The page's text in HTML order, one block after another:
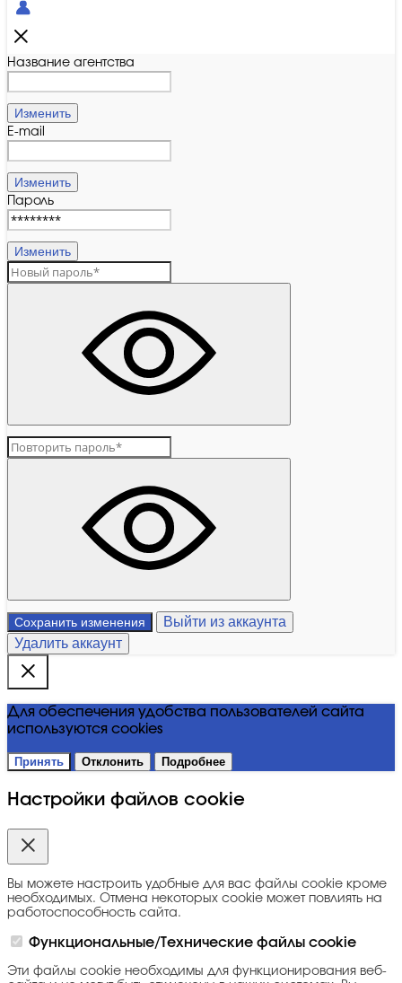
Название агентства
Изменить
E-mail
Изменить
Пароль
Изменить
Сохранить изменения
Выйти из аккаунта
Удалить аккаунт
Для обеспечения удобства пользователей сайта
используются cookies
Принять Отклонить Подробнее
Настройки файлов cookie
Вы можете настроить удобные для вас файлы cookie кроме
необходимых. Отмена некоторых cookie может повлиять на
работоспособность сайта.
Функциональные/Технические файлы cookie
Эти файлы cookie необходимы для функционирования веб-